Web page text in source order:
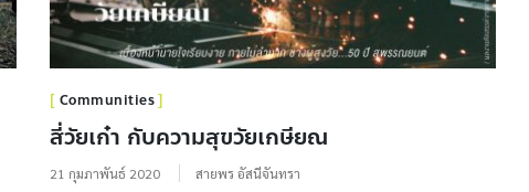
Communities
สี่วัยเก๋า กับความสุขวัยเกษียณ
21 กุมภาพันธ์ 2020 สายพร อัสนีจันทรา